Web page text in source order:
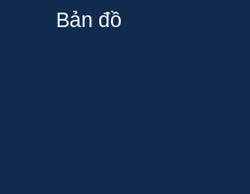
Bản đồ